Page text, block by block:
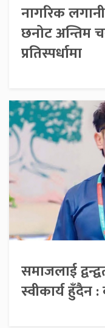
नागरिक
छनोट अन्तिम
प्रतिस्पर्धामा
समाजलाई
स्वीकार्य